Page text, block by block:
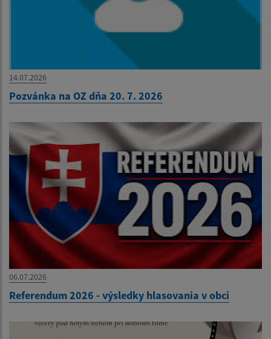
14.07.2026
Pozvánka na OZ dňa 20. 7. 2026
06.07.2026
Referendum 2026 - výsledky hlasovania v obci